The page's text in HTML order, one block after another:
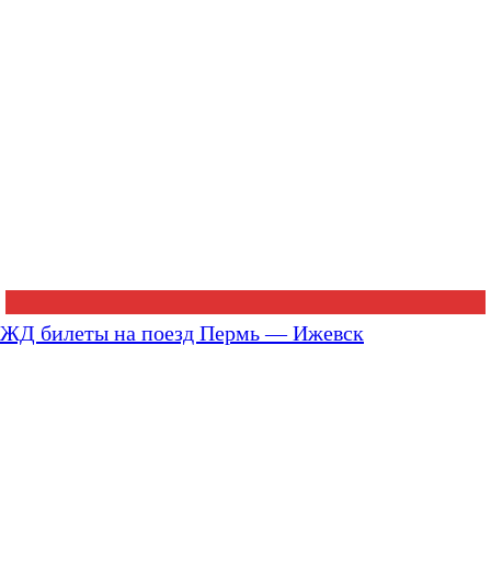
ЖД билеты на поезд Пермь — Ижевск